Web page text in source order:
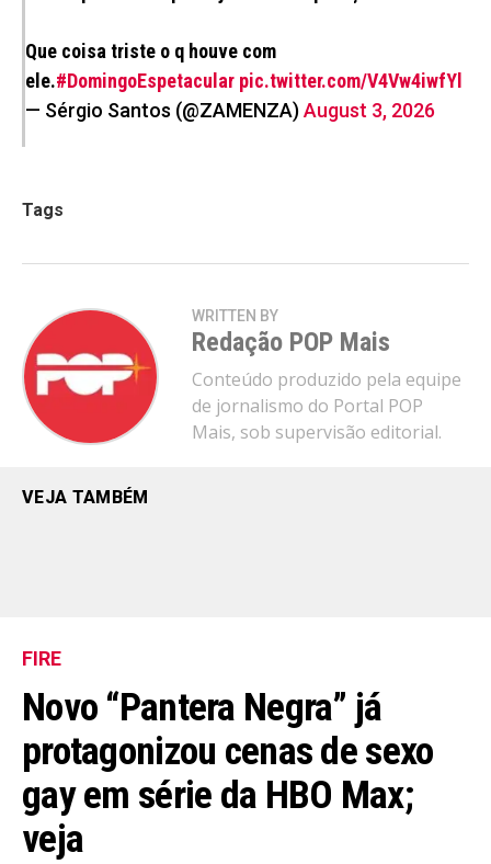
Que coisa triste o q houve com
ele.#DomingoEspetacular pic.twitter.com/V4Vw4iwfYl
— Sérgio Santos (@ZAMENZA)August 3, 2026
Tags
WRITTEN BY
Redação POP Mais
Conteúdo produzido pela equipe
de jornalismo do Portal POP
Mais, sob supervisão editorial.
VEJA TAMBÉM
FIRE
Novo “Pantera Negra” já
protagonizou cenas de sexo
gay em série da HBO Max;
veja